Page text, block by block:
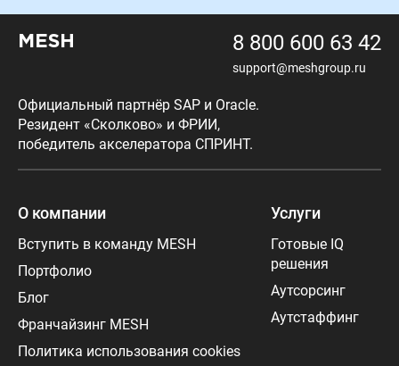
MESH 8 800 600 63 42
support@meshgroup.ru
Официальный партнёр SAP и Oracle.
Резидент «Сколково» и ФРИИ,
победитель акселератора СПРИНТ.
О компании
Вступить в команду MESH
Портфолио
Блог
Франчайзинг MESH
Политика использования cookies
Услуги
Готовые IQ
решения
Аутсорсинг
Аутстаффинг